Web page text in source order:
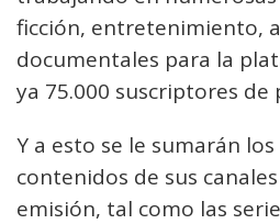
ficción, entretenimiento,
documentales para la
ya 75.000 suscriptores de
Y a esto se le sumarán
contenidos de sus
emisión, tal como las